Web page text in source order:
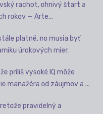
rachot, ohnivý štart a
rokov — Arte...
platné, no musia byť
úrokových mier.
príliš vysoké IQ môže
manažéra od záujmov a ...
pravidelný a